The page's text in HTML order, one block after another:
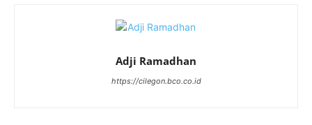
Adji Ramadhan
https://cilegon.bco.co.id